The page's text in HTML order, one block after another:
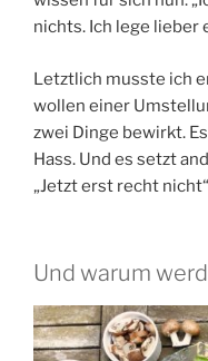
nichts. Ich lege lieber
Letztlich musste ich
wollen einer
zwei Dinge bewirkt.
Hass. Und es setzt
„Jetzt erst recht
Und warum